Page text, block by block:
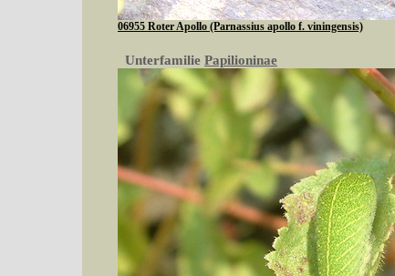
06955 Roter Apollo (Parnassius apollo f. viningensis)
Unterfamilie Papilioninae